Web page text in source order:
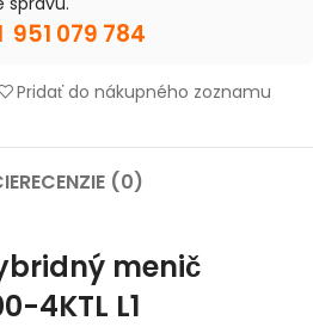
951 079 784
Pridať do nákupného zoznamu
RECENZIE (0)
menič
4KTL L1